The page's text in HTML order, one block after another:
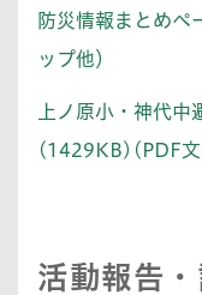
防災情報まとめペ
ップ他）
上ノ原小・神代
(1429KB)(PDF文
活動報告